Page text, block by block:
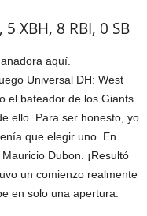
XBH, 8 RBI, 0 SB
aquí.
Universal DH: West
el bateador de los Giants
ello. Para ser honesto, yo
que elegir uno. En
Dubon. ¡Resultó
un comienzo realmente
en solo una apertura.